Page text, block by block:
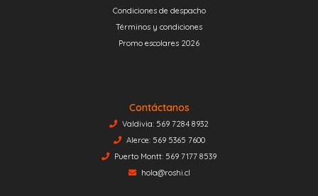
Condiciones de despacho
Términos y condiciones
Promo escolares 2026
Contáctanos
Valdivia: 569 7284 8932
Alerce: 569 5365 7600
Puerto Montt: 569 7177 8539
hola@roshi.cl